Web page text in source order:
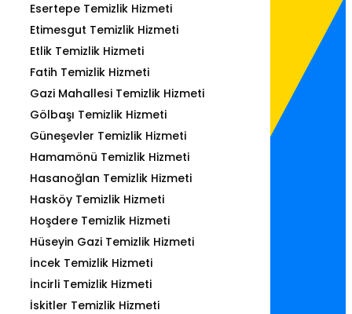
Esertepe Temizlik Hizmeti
Etimesgut Temizlik Hizmeti
Etlik Temizlik Hizmeti
Fatih Temizlik Hizmeti
Gazi Mahallesi Temizlik Hizmeti
Gölbaşı Temizlik Hizmeti
Güneşevler Temizlik Hizmeti
Hamamönü Temizlik Hizmeti
Hasanoğlan Temizlik Hizmeti
Hasköy Temizlik Hizmeti
Hoşdere Temizlik Hizmeti
Hüseyin Gazi Temizlik Hizmeti
İncek Temizlik Hizmeti
İncirli Temizlik Hizmeti
İskitler Temizlik Hizmeti